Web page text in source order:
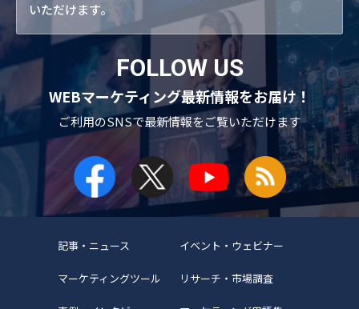
いただけます。
FOLLOW US
WEBマーケティング最新情報をお届け！
ご利用のSNSで最新情報をご覧いただけます
記事・ニュース イベント・ウェビナー
マーケティングツール リサーチ・市場調査